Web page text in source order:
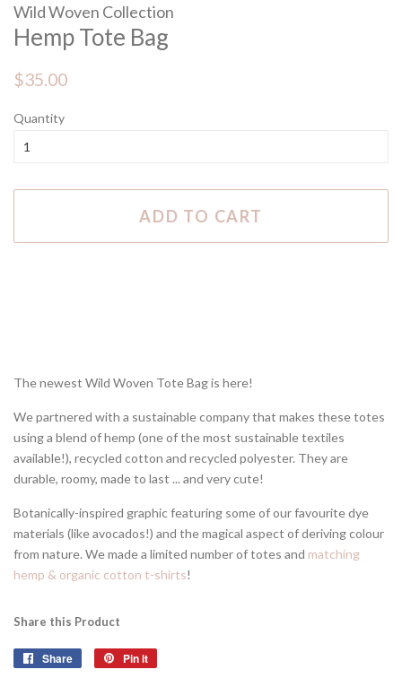
Wild Woven Collection
Hemp Tote Bag
Regular
$35.00
Quantity
ADD TO CART
The newest Wild Woven Tote Bag is here!
We partnered with a sustainable company that makes these totes
using a blend of hemp (one of the most sustainable textiles
available!), recycled cotton and recycled polyester. They are
durable, roomy, made to last ... and very cute!
Botanically-inspired graphic featuring some of our favourite dye
materials (like avocados!) and the magical aspect of deriving colour
from nature. We made a limited number of totes and matching
hemp & organic cotton t-shirts!
Share this Product
Share
Share
Pin it